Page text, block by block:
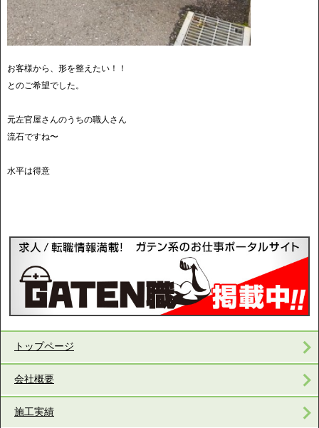
お客様から、形を整えたい！！
とのご希望でした。
元左官屋さんのうちの職人さん
流石ですね〜
水平は得意
トップページ
会社概要
施工実績